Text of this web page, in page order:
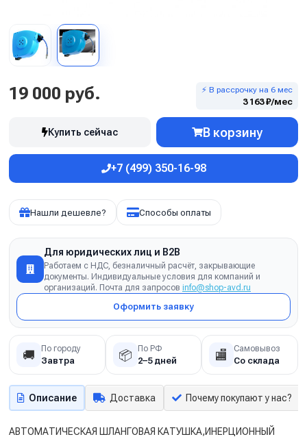
19 000 руб. ⚡ В рассрочку на 6 мес
3 163 ₽/мес
Купить сейчас В корзину
+7 (499) 350-16-98
Нашли дешевле? Способы оплаты
Для юридических лиц и B2B
Работаем с НДС, безналичный расчёт, закрывающие
документы. Индивидуальные условия для компаний и
организаций. Почта для запросов info@shop-avd.ru
Оформить заявку
🚚 По городу
Завтра 📦 По РФ
2–5 дней 🏬 Самовывоз
Со склада
Описание Доставка Почему покупают у нас?
АВТОМАТИЧЕСКАЯ ШЛАНГОВАЯ КАТУШКА,ИНЕРЦИОННЫЙ